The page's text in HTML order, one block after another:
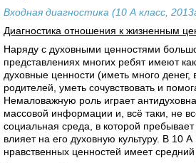
Входная диагностика (10 А класс,
Диагностика отношения к жизненным
Наряду с духовными ценностями
представлениях многих ребят имеют
духовные ценности (иметь много денег,
родителей, уметь сочувствовать и
Немаловажную роль играет
массовой информации и, всё таки, не
социальная среда, в которой
влияет на его духовную культуру. В 10
нравственных ценностей имеет средний